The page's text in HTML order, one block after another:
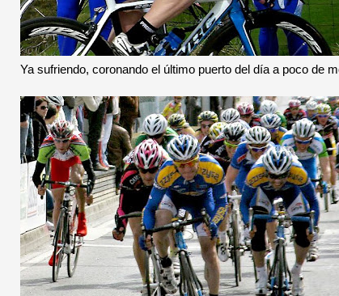
Ya sufriendo, coronando el último puerto del día a poco de